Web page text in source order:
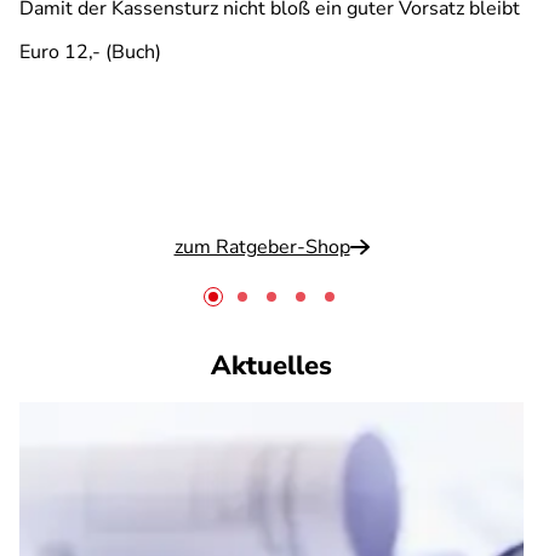
Damit der Kassensturz nicht bloß ein guter Vorsatz bleibt
Euro 12,- (Buch)
zum Ratgeber-Shop
Aktuelles